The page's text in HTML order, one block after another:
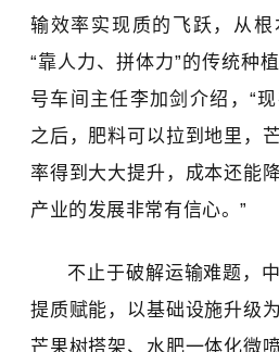
输效率实现质的飞跃，从根
“靠人力、拼体力”的传统种
号车间主任李加剑介绍，“
之后，肥料可以拉到地里，
率得到大大提升，成本还能
产业的发展非常有信心。”
不止于破解运输难题，
提质赋能，以基础设施升级
芒果树搭架、水肥一体化微